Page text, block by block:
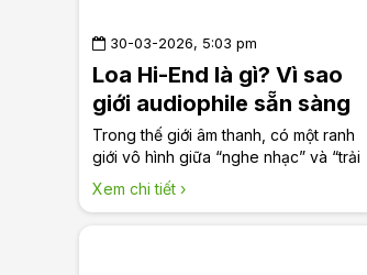
30-03-2026, 5:03 pm
Loa Hi-End là gì? Vì sao
giới audiophile sẵn sàng
chi hàng tỷ chỉ để “nghe
nhạc”?
Trong thế giới âm thanh, có một ranh
giới vô hình giữa “nghe nhạc” và “trải
nghiệm âm nhạc”. Và chính tại ranh giới
đó, loa Hi-End xuất hiện như một chuẩn
Xem chi tiết ›